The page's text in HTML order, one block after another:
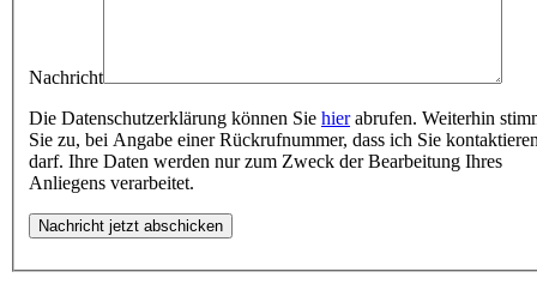
Nachricht
Die Datenschutzerklärung können Sie hierabrufen. Weiterhin
Sie zu, bei Angabe einer Rückrufnummer, dass ich Sie
darf. Ihre Daten werden nur zum Zweck der Bearbeitung Ihres
Anliegens verarbeitet.